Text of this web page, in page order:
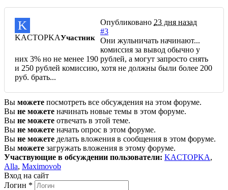
K
KACTOPKAУчастник
Опубликовано 23 дня назад
#3
Они жульничать начинают...
комиссия за вывод обычно у
них 3% но не менее 190 рублей, а могут запросто снять
и 250 рублей комиссию, хотя не должны были более 200
руб. брать...
Вы можете посмотреть все обсуждения на этом форуме.
Вы не можете начинать новые темы в этом форуме.
Вы не можете отвечать в этой теме.
Вы не можете начать опрос в этом форуме.
Вы не можете делать вложения в сообщения в этом форуме.
Вы можете загружать вложения в этому форуме.
Участвующие в обсуждении пользователи: KACTOPKA,
Alla, Maximovob
Вход на сайт
Логин *